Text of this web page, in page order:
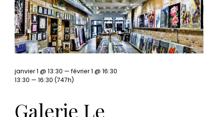
Galerie Le
janvier 1 @ 13:30 — février 1 @ 16:30
13:30 — 16:30 (747h)